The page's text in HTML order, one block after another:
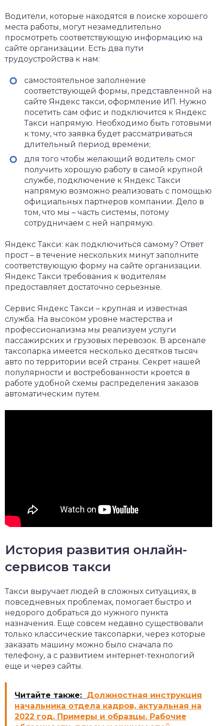
Водители, которые находятся в поиске хорошего
места работы, могут незамедлительно
просмотреть соответствующую информацию на
сайте организации. Есть два пути
трудоустройства к нам:
самостоятельное заполнение
соответствующей формы, представленной на
сайте Яндекс такси, оформление ИП. Нужно
посетить сам офис и подключится к Яндекс
Такси напрямую. Необходимо быть готовыми
к тому, что заявка будет рассматриваться
длительный период времени;
для того чтобы желающий водитель смог
получить хорошую работу в самой крупной
службе, подключение к Яндекс Такси
напрямую возможно реализовать с помощью
официальных партнеров компании. Дело в
том, что мы – часть системы, потому
сотрудничаем с ней напрямую.
Яндекс Такси: как подключиться самому? Ответ
прост – в течение нескольких минут заполните
соответствующую форму на сайте организации.
Яндекс Такси требования к водителям
предоставляет достаточно серьезные.
Сервис Яндекс Такси – крупная и известная
служба. На высоком уровне мастерства и
профессионализма мы реализуем услуги
пассажирских и грузовых перевозок. В арсенале
таксопарка имеется несколько десятков тысяч
авто по территории всей страны. Секрет нашей
популярности и востребованности кроется в
работе удобной схемы распределения заказов
автоматическим путем.
История развития онлайн-
сервисов такси
Такси выручает людей в сложных ситуациях, в
повседневных проблемах, помогает быстро и
недорого добраться до нужного пункта
назначения. Еще совсем недавно существовали
только классические таксопарки, через которые
заказать машину можно было сначала по
телефону, а с развитием интернет-технологий
еще и через сайты.
Читайте также: Должностная инструкция
начальника отдела кадров, актуальная на
2022 год. Примеры и образцы. Рабочие